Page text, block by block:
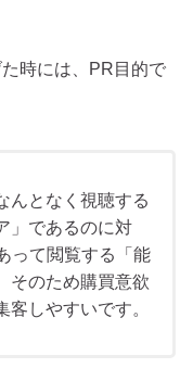
時には、PR目的で
んとなく視聴する
」であるのに対
って閲覧する「能
そのため購買意欲
客しやすいです。